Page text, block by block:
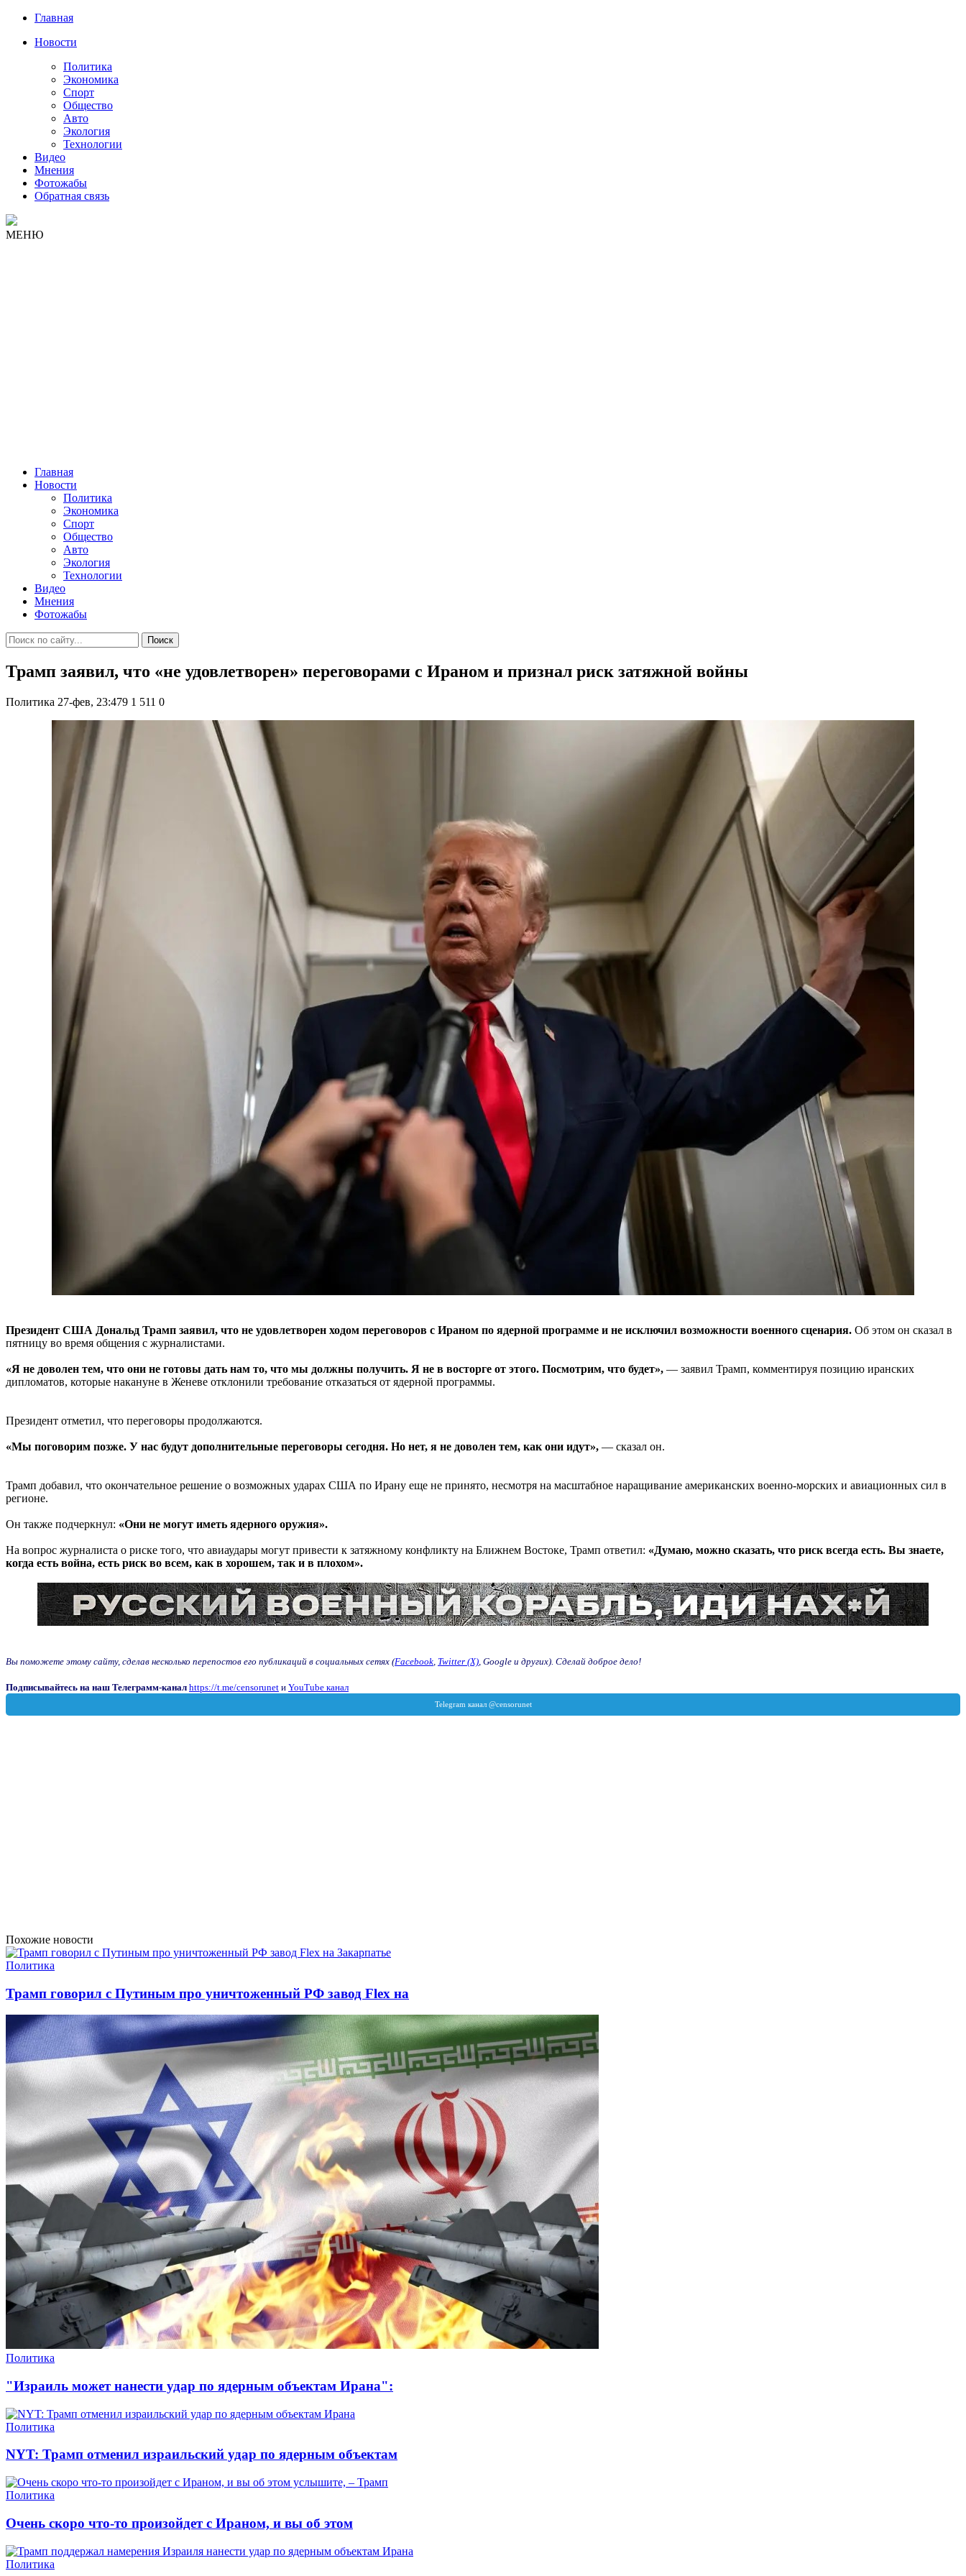
Главная
Новости
Политика
Экономика
Спорт
Общество
Авто
Экология
Технологии
Видео
Мнения
Фотожабы
Обратная связь
МЕНЮ
Главная
Новости
Политика
Экономика
Спорт
Общество
Авто
Экология
Технологии
Видео
Мнения
Фотожабы
Поиск
Трамп заявил, что «не удовлетворен» переговорами с Ираном и признал риск затяжной войны
Политика 27-фев, 23:479 1 511 0
Президент США Дональд Трамп заявил, что не удовлетворен ходом переговоров с Ираном по ядерной программе и не исключил возможности военного сценария. Об этом он сказал в
пятницу во время общения с журналистами.
«Я не доволен тем, что они не готовы дать нам то, что мы должны получить. Я не в восторге от этого. Посмотрим, что будет», — заявил Трамп, комментируя позицию иранских
дипломатов, которые накануне в Женеве отклонили требование отказаться от ядерной программы.
Президент отметил, что переговоры продолжаются.
«Мы поговорим позже. У нас будут дополнительные переговоры сегодня. Но нет, я не доволен тем, как они идут», — сказал он.
Трамп добавил, что окончательное решение о возможных ударах США по Ирану еще не принято, несмотря на масштабное наращивание американских военно-морских и авиационных сил в
регионе.
Он также подчеркнул: «Они не могут иметь ядерного оружия».
На вопрос журналиста о риске того, что авиаудары могут привести к затяжному конфликту на Ближнем Востоке, Трамп ответил: «Думаю, можно сказать, что риск всегда есть. Вы знаете,
когда есть война, есть риск во всем, как в хорошем, так и в плохом».
Вы поможете этому сайту, сделав несколько перепостов его публикаций в социальных сетях (Facebook Twitter (X) , Google и других). Сделай доброе дело!
Подписывайтесь на наш Телеграмм-канал https://t.me/censorunet и YouTube канал
Похожие новости
Политика
Трамп говорил с Путиным про уничтоженный РФ завод Flex на
Политика
"Израиль может нанести удар по ядерным объектам Ирана":
Политика
NYT: Трамп отменил израильский удар по ядерным объектам
Политика
Очень скоро что-то произойдет с Ираном, и вы об этом
Политика